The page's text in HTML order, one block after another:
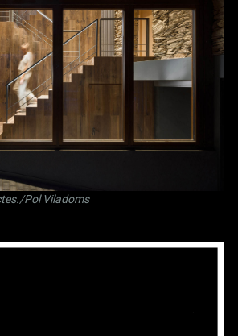
./Pol Viladoms